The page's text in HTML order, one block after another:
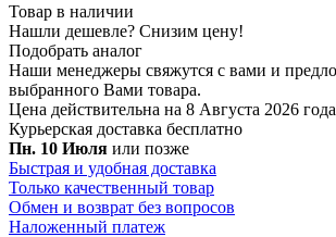
Товар в наличии
Нашли дешевле? Снизим цену!
Подобрать аналог
Наши менеджеры свяжутся с вами и
выбранного Вами товара.
Цена действительна на 8 Августа 2026 года
Курьерская доставка бесплатно
Пн. 10 Июля или позже
Быстрая и удобная доставка
Только качественный товар
Обмен и возврат без вопросов
Наложенный платеж